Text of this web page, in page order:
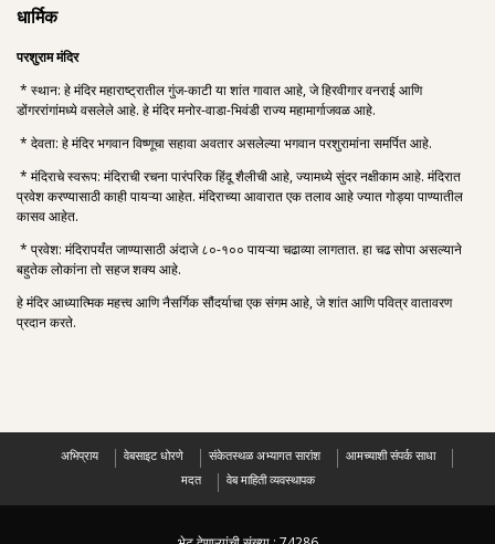
धार्मिक
परशुराम मंदिर
* स्थान: हे मंदिर महाराष्ट्रातील गुंज-काटी या शांत गावात आहे, जे हिरवीगार वनराई आणि
डोंगररांगांमध्ये वसलेले आहे. हे मंदिर मनोर-वाडा-भिवंडी राज्य महामार्गाजवळ आहे.
* देवता: हे मंदिर भगवान विष्णूचा सहावा अवतार असलेल्या भगवान परशुरामांना समर्पित आहे.
* मंदिराचे स्वरूप: मंदिराची रचना पारंपरिक हिंदू शैलीची आहे, ज्यामध्ये सुंदर नक्षीकाम आहे. मंदिरात
प्रवेश करण्यासाठी काही पायऱ्या आहेत. मंदिराच्या आवारात एक तलाव आहे ज्यात गोड्या पाण्यातील
कासव आहेत.
* प्रवेश: मंदिरापर्यंत जाण्यासाठी अंदाजे ८०-१०० पायऱ्या चढाव्या लागतात. हा चढ सोपा असल्याने
बहुतेक लोकांना तो सहज शक्य आहे.
हे मंदिर आध्यात्मिक महत्त्व आणि नैसर्गिक सौंदर्याचा एक संगम आहे, जे शांत आणि पवित्र वातावरण
प्रदान करते.
अभिप्राय वेबसाइट धोरणे संकेतस्थळ अभ्यागत सारांश
आमच्याशी संपर्क साधा
मदत
वेब माहिती व्यवस्थापक